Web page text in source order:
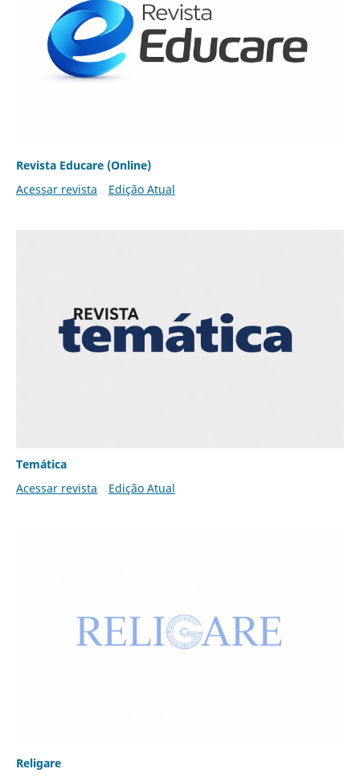
Revista Educare (Online)
Acessar revista
Edição Atual
Temática
Acessar revista
Edição Atual
Religare